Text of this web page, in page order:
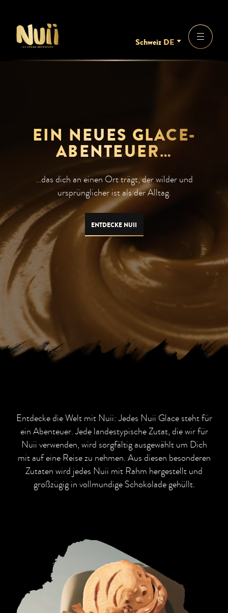
Schweiz DE
EIN NEUES GLACE-
ABENTEUER…
…das dich an einen Ort trägt, der wilder und
ursprünglicher ist als der Alltag.
ENTDECKE NUII
Entdecke die Welt mit Nuii: Jedes Nuii Glace steht für
ein Abenteuer. Jede landestypische Zutat, die wir für
Nuii verwenden, wird sorgfältig ausgewählt um Dich
mit auf eine Reise zu nehmen. Aus diesen besonderen
Zutaten wird jedes Nuii mit Rahm hergestellt und
großzügig in vollmundige Schokolade gehüllt.